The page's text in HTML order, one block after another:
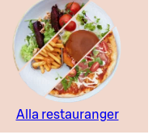
Alla restauranger